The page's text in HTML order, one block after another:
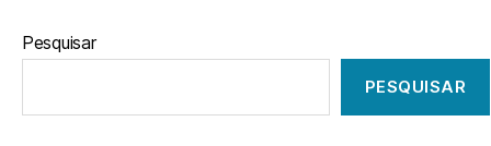
Pesquisar
PESQUISAR